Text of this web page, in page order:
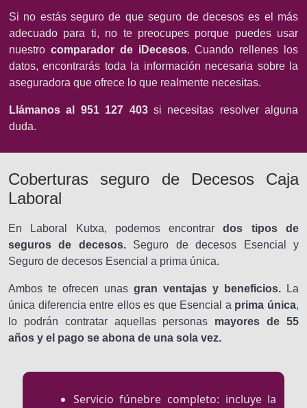
Si no estás seguro de que seguro de decesos es el más
adecuado para ti, no te preocupes porque puedes usar
nuestro comparador de iDecesos. Cuando rellenes los
datos, encontrarás toda la información necesaria sobre la
aseguradora que ofrece lo que realmente necesitas.
Llámanos al 951 127 403si necesitas resolver alguna
duda.
Coberturas seguro de Decesos Caja
Laboral
En Laboral Kutxa, podemos encontrardos tipos de
seguros de decesos.Seguro de decesos Esencial y
Seguro de decesos Esencial a prima única.
Ambos te ofrecen unas gran ventajas y beneficios. La
única diferencia entre ellos es que Esencial a prima única,
lo podrán contratar aquellas personas mayores de 55
años y el pago se abona de una sola vez.
Servicio fúnebre completo: incluye la